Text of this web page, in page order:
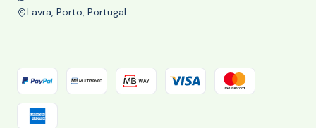
Lavra, Porto, Portugal